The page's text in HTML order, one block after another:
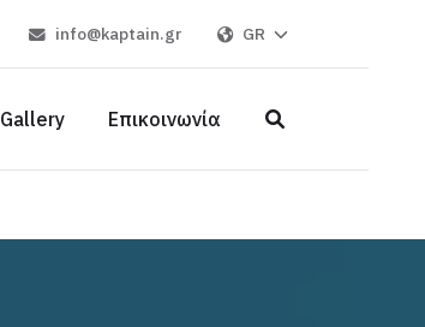
info@kaptain.gr GR
Gallery Επικοινωνία